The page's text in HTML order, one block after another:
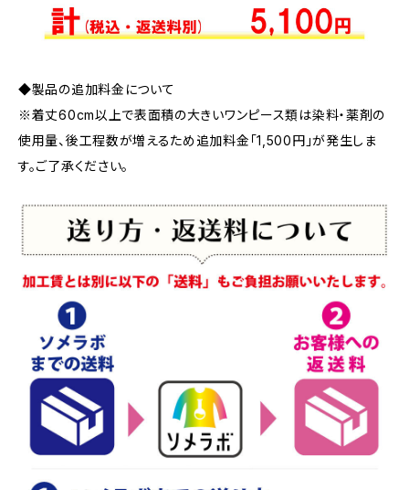
◆製品の追加料金について
※着丈60cm以上で表面積の大きいワンピース類は染料・薬剤の
使用量、後工程数が増えるため追加料金「1,500円」が発生しま
す。ご了承ください。